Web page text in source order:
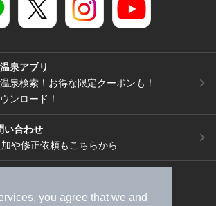
you agree that we and
泉アプリ
泉検索！お得な限定クーポンも！
ンロード！
い合わせ
や修正依頼もこちらから
集（資料請求）
広告出稿のご案内